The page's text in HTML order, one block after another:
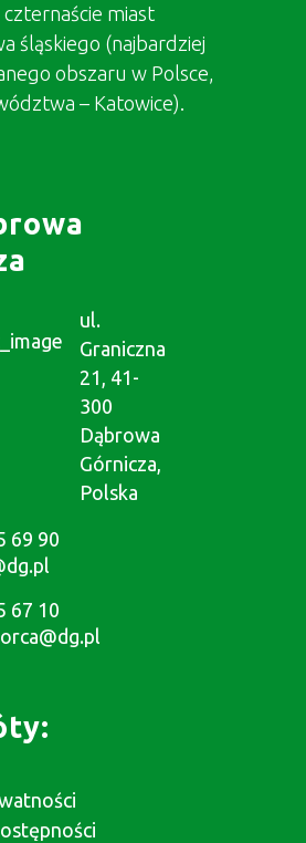
miast
śląskiego (najbardziej
obszaru w Polsce,
– Katowice).
ul.
Graniczna
21, 41-
300
Dąbrowa
Górnicza,
Polska
69 90
67 10